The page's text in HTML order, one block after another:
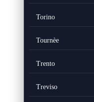
Torino
Tournèe
Trento
Treviso